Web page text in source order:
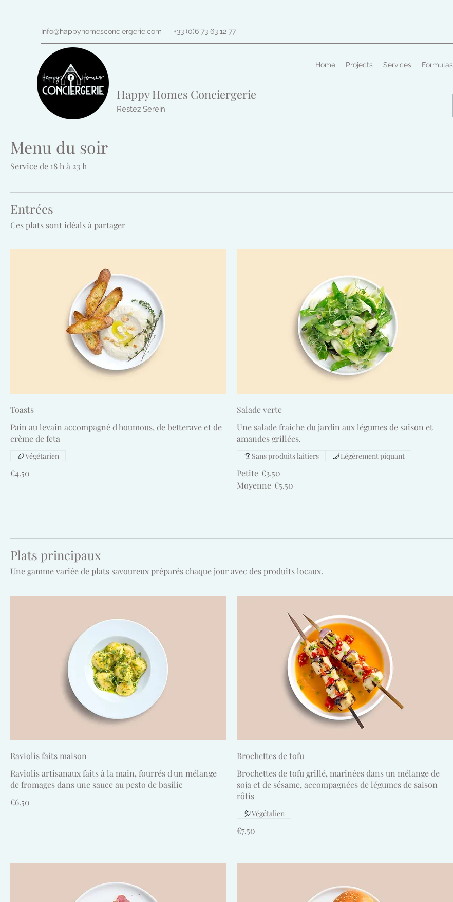
Info@happyhomesconciergerie.com +33 (0)6 73 63 12 77
Happy Homes Conciergerie
Restez Serein
Home Projects Services Formulas
Menu du soir
Service de 18 h à 23 h
Entrées
Ces plats sont idéals à partager
Toasts
Pain au levain accompagné d'houmous, de betterave et de
crème de feta
€4.50
Végétarien
Salade verte
Une salade fraîche du jardin aux légumes de saison et
amandes grillées.
Petite €3.50
Moyenne €5.50
Sans produits laitiers Légèrement piquant
Plats principaux
Une gamme variée de plats savoureux préparés chaque jour avec des produits locaux.
Raviolis faits maison
Raviolis artisanaux faits à la main, fourrés d'un mélange
de fromages dans une sauce au pesto de basilic
€6.50
Brochettes de tofu
Brochettes de tofu grillé, marinées dans un mélange de
soja et de sésame, accompagnées de légumes de saison
rôtis
€7.50
Végétalien